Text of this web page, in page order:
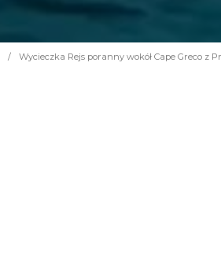
/ Wycieczka Rejs poranny wokół Cape Greco z